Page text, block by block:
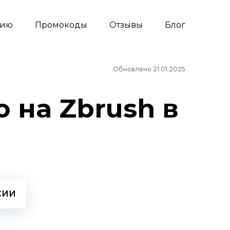
Промокоды Отзывы Блог
Обновлено 21.01.2025
на Zbrush в